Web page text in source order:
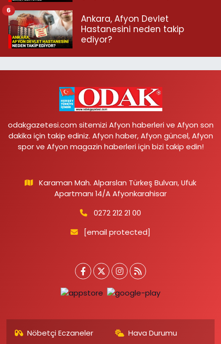
Ankara, Afyon Devlet
Hastanesini neden takip
ediyor?
6
odakgazetesi.com sitemizi Afyon haberleri ve Afyon son
dakika için takip ediniz. Afyon haber, Afyon güncel, Afyon
spor ve Afyon magazin haberleri için bizi takip edin!
Karaman Mah. Alparslan Türkeş Bulvarı, Ufuk
Apartmanı 14/A Afyonkarahisar
0272 212 21 00
[email protected]
Nöbetçi Eczaneler
Hava Durumu